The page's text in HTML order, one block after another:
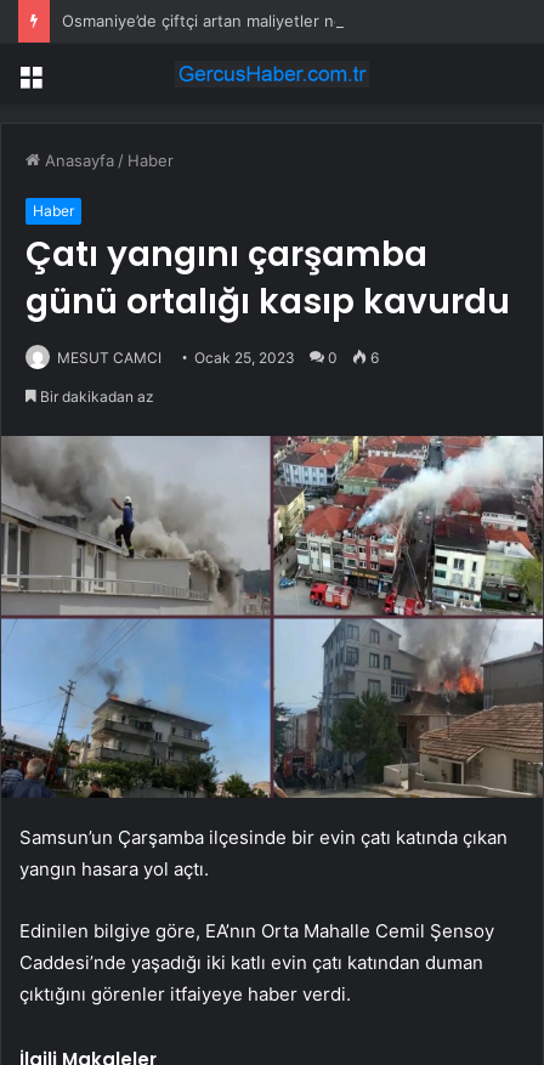
Menü
Anasayfa / Haber
Haber
Çatı yangını çarşamba
günü ortalığı kasıp kavurdu
MESUT CAMCI Ocak 25, 2023 0 6
Bir dakikadan az
Samsun’un Çarşamba ilçesinde bir evin çatı katında çıkan
yangın hasara yol açtı.
Edinilen bilgiye göre, EA’nın Orta Mahalle Cemil Şensoy
Caddesi’nde yaşadığı iki katlı evin çatı katından duman
çıktığını görenler itfaiyeye haber verdi.
İlgili Makaleler